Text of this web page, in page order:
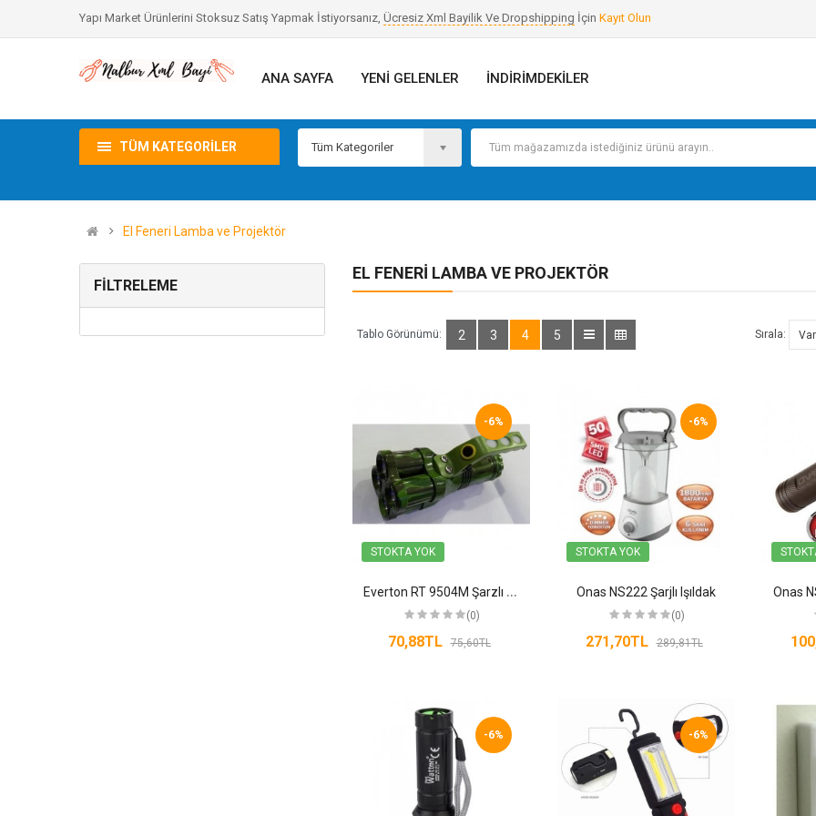
Yapı Market Ürünlerini Stoksuz Satış Yapmak İstiyorsanız, Ücresiz Xml Bayilik Ve Dropshipping İçin Kayıt Olun
ANA SAYFA YENI GELENLER İNDIRIMDEKILER
TÜM KATEGORILER Tüm Kategoriler
El Feneri Lamba ve Projektör
FILTRELEME
EL FENERI LAMBA VE PROJEKTÖR
Tablo Görünümü: 2 3 4 5 Sırala:
STOKTA YOK
-6%
E
verton RT 9504M Şarzlı El Feneri
(0)
70,88TL 75,60TL
STOKTA YOK
-6%
Onas NS222 Şarjlı Işıldak
(0)
271,70TL 289,81TL
-6% -6%